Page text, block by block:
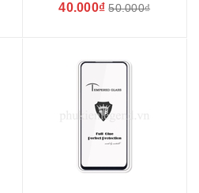
40.000₫ 50.000₫